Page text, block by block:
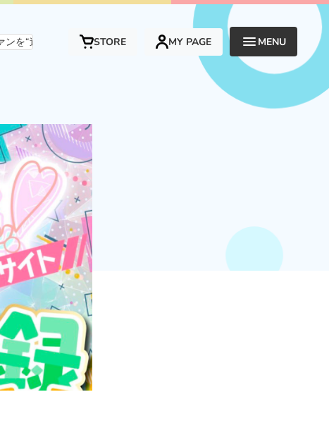
と“応援”でつなぐ、新しい形のエンタメプラットフォームです。
STORE MY PAGE MENU